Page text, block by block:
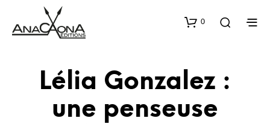
0
Lélia Gonzalez :
une penseuse